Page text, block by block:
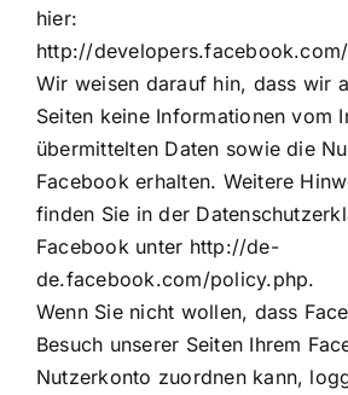
hier:
http://
Wir weisen darauf hin, dass wir
Seiten keine Informationen vom
übermittelten Daten sowie die
Facebook erhalten. Weitere
finden Sie in der
Facebook unter http://de-
de.facebook.com/policy.php.
Wenn Sie nicht wollen, dass
Besuch unserer Seiten Ihrem
Nutzerkonto zuordnen kann,